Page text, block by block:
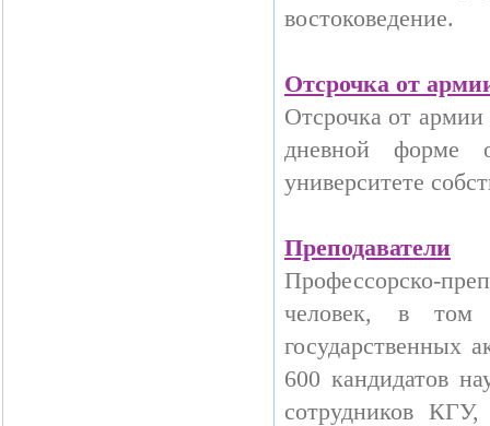
востоковедение.
Отсрочка от
Отсрочка от армии
дневной форме
университете
Преподаватели
Профессорско-
человек, в том
государственных
600 кандидатов
сотрудников